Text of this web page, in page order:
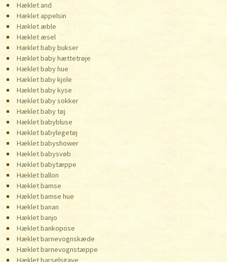
Hæklet and
Hæklet appelsin
Hæklet æble
Hæklet æsel
Hæklet baby bukser
Hæklet baby hættetrøje
Hæklet baby hue
Hæklet baby kjole
Hæklet baby kyse
Hæklet baby sokker
Hæklet baby tøj
Hæklet babybluse
Hæklet babylegetøj
Hæklet babyshower
Hæklet babysvøb
Hæklet babytæppe
Hæklet ballon
Hæklet bamse
Hæklet bamse hue
Hæklet banan
Hæklet banjo
Hæklet bankopose
Hæklet barnevognskæde
Hæklet barnevognstæppe
Hæklet barselsgave